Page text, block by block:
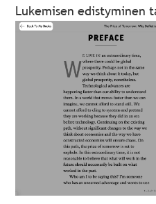
Lukemisen edistyminen